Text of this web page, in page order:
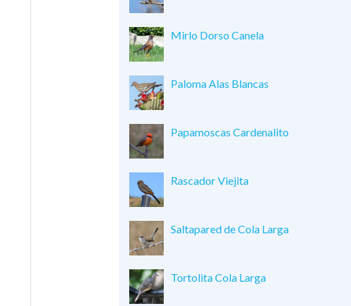
Mirlo Dorso Canela
Paloma Alas Blancas
Papamoscas Cardenalito
Rascador Viejita
Saltapared de Cola Larga
Tortolita Cola Larga